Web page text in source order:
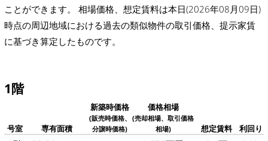
ことができます。 相場価格、想定賃料は本日(2026年08月09日)
時点の周辺地域における過去の類似物件の取引価格、提示家賃
に基づき算定したものです。
1階
号室 専有面積
新築時価格
(販売時価格、
分譲時価格)
価格相場
(売却相場、取引価格
相場)
想定賃料 利回り